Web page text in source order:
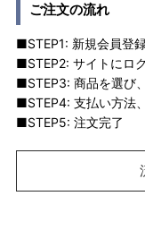
ご注文の流れ
■STEP1: 新規会員登
■STEP2: サイトにロ
■STEP3: 商品を選び
■STEP4: 支払い方法
■STEP5: 注文完了